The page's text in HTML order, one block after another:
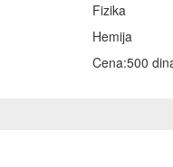
Fizika
Hemija
Cena:500